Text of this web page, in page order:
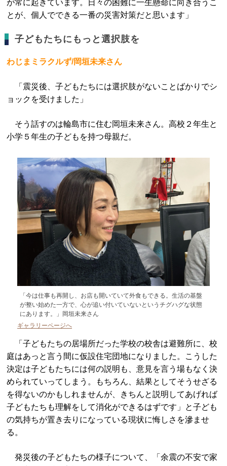
が常に起きています。日々の困難に一生懸命に向き合うこ
とが、個人でできる一番の災害対策だと思います」
子どもたちにもっと選択肢を
わじまミラクルず/岡垣未来さん
「震災後、子どもたちには選択肢がないことばかりでシ
ョックを受けました」
そう話すのは輪島市に住む岡垣未来さん。高校２年生と
小学５年生の子どもを持つ母親だ。
「今は仕事も再開し、お店も開いていて外食もできる。生活の基盤
が整い始めた一方で、心が追い付いていないというチグハグな状態
にあります。」岡垣未来さん
ギャラリーページへ
「子どもたちの居場所だった学校の校舎は避難所に、校
庭はあっと言う間に仮設住宅団地になりました。こうした
決定は子どもたちには何の説明も、意見を言う場もなく決
められていってしまう。もちろん、結果としてそうせざる
を得ないのかもしれませんが、きちんと説明してあげれば
子どもたちも理解をして消化ができるはずです」と子ども
の気持ちが置き去りになっている現状に悔しさを滲ませ
る。
発災後の子どもたちの様子について、「余震の不安で家